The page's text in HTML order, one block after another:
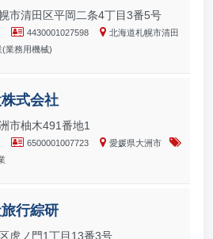
市清田区平岡二条4丁目3番5号
4430001027598
北海道札幌市清田
(業務用機械)
式会社
市柚木491番地1
6500001007723
愛媛県大洲市
行綜研
虎ノ門1丁目13番3号